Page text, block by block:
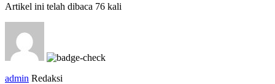
Artikel ini telah dibaca 76 kali
admin Redaksi